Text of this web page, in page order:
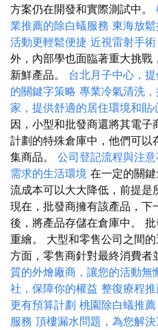
方案仍在開發和實際測試中。
業推薦的除白蟻服務 東海放
活動更輕鬆便捷 近視雷射手
外，內部學也面臨著重大挑
新鮮產品。 台北月子中心，
的關鍵字策略 專業冷氣清洗
家，提供舒適的居住環境和貼
因，小型和批發商還將其電
計劃的特殊倉庫中，他們可以
集商品。 公司登記流程與注
需求的生活環境 在一定的關
流成本可以大大降低，前提是
現在，批發商擁有該產品，下
後，將產品存儲在倉庫中。
重繪。 大型和零售公司之間
方面，零售商針對最終消費者
質的外燴廠商，讓您的活動無
社，保障你的權益 整復療程
更有預算計劃 桃園除白蟻推
服務 頂樓漏水問題，為您解